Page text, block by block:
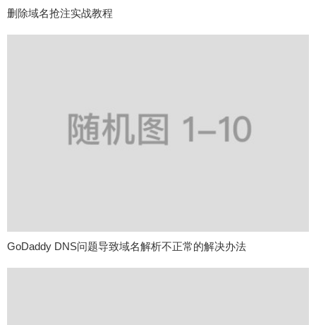
删除域名抢注实战教程
GoDaddy DNS问题导致域名解析不正常的解决办法